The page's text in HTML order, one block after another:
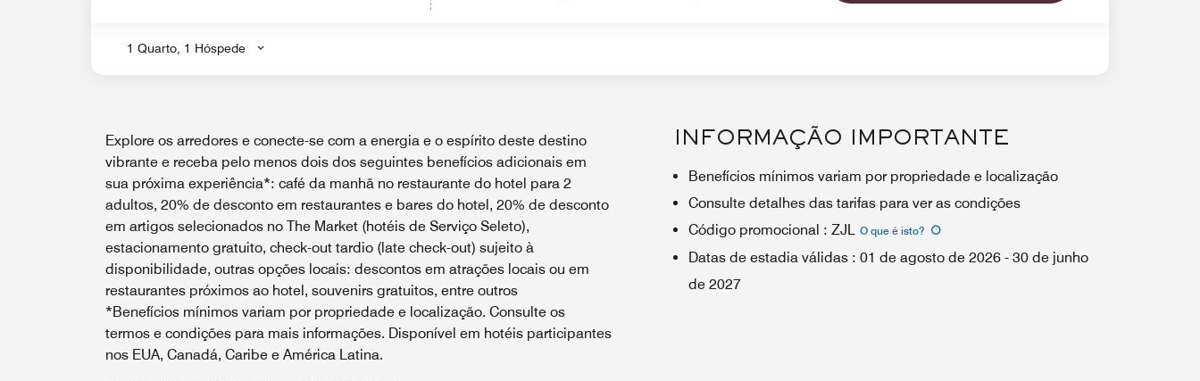
1 Quarto, 1 Hóspede
Explore os arredores e conecte-se com a energia e o espírito deste destino
vibrante e receba pelo menos dois dos seguintes benefícios adicionais em
sua próxima experiência*: café da manhã no restaurante do hotel para 2
adultos, 20% de desconto em restaurantes e bares do hotel, 20% de desconto
em artigos selecionados no The Market (hotéis de Serviço Seleto),
estacionamento gratuito, check-out tardio (late check-out) sujeito à
disponibilidade, outras opções locais: descontos em atrações locais ou em
restaurantes próximos ao hotel, souvenirs gratuitos, entre outros
*Benefícios mínimos variam por propriedade e localização. Consulte os
termos e condições para mais informações. Disponível em hotéis participantes
nos EUA, Canadá, Caribe e América Latina.
INFORMAÇÃO IMPORTANTE
Benefícios mínimos variam por propriedade e localização
Consulte detalhes das tarifas para ver as condições
Código promocional : ZJL O que é isto?
Datas de estadia válidas : 01 de agosto de 2026 - 30 de junho
de 2027